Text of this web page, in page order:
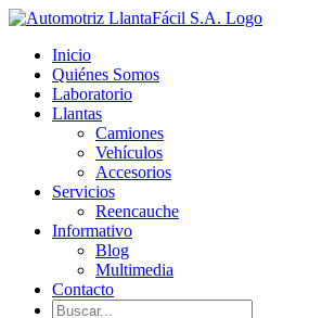
Skip
content
facebook
youtube
Inicio
Quiénes Somos
Laboratorio
Llantas
Camiones
Vehículos
Accesorios
Servicios
Reencauche
Informativo
Blog
Multimedia
Contacto
Buscar: